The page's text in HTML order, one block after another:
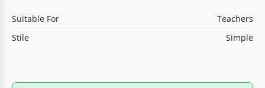
Suitable For
Teachers
Stile
Simple